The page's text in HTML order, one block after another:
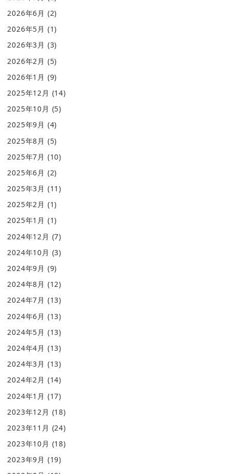
2026年6月 (2)
2026年5月 (1)
2026年3月 (3)
2026年2月 (5)
2026年1月 (9)
2025年12月 (14)
2025年10月 (5)
2025年9月 (4)
2025年8月 (5)
2025年7月 (10)
2025年6月 (2)
2025年3月 (11)
2025年2月 (1)
2025年1月 (1)
2024年12月 (7)
2024年10月 (3)
2024年9月 (9)
2024年8月 (12)
2024年7月 (13)
2024年6月 (13)
2024年5月 (13)
2024年4月 (13)
2024年3月 (13)
2024年2月 (14)
2024年1月 (17)
2023年12月 (18)
2023年11月 (24)
2023年10月 (18)
2023年9月 (19)